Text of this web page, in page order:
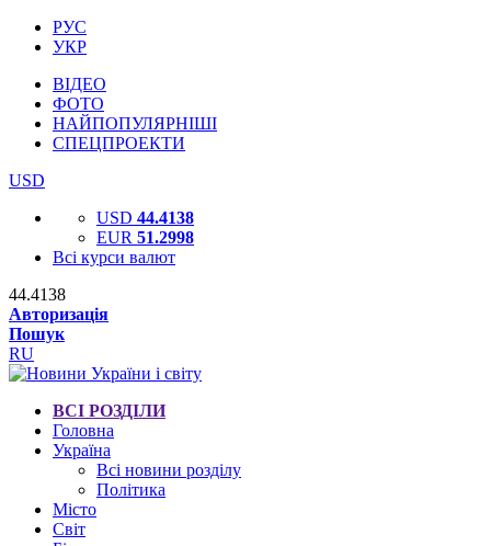
РУС
УКР
ВІДЕО
ФОТО
НАЙПОПУЛЯРНІШІ
СПЕЦПРОЕКТИ
USD
USD 44.4138
EUR 51.2998
Всі курси валют
44.4138
Авторизація
Пошук
RU
ВСІ РОЗДІЛИ
Головна
Україна
Всі новини розділу
Політика
Місто
Світ